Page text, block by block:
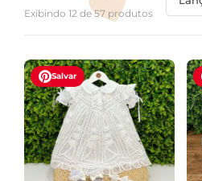
Exibindo 12 de 57 produtos
Salvar